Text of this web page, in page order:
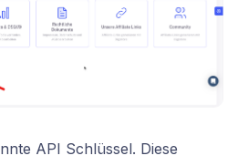
API Schlüssel. Diese